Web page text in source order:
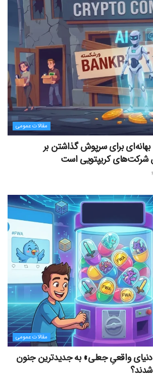
مقالات عمومی
برای سرپوش گذاشتن بر
کریپتویی است
مقالات عمومی
واقعیِ جعلی» به جدیدترین جنون